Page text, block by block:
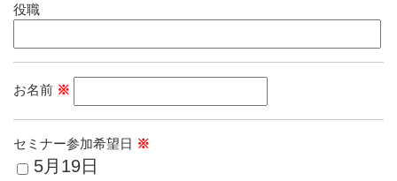
役職
お名前 ※
セミナー参加希望日 ※
5月19日